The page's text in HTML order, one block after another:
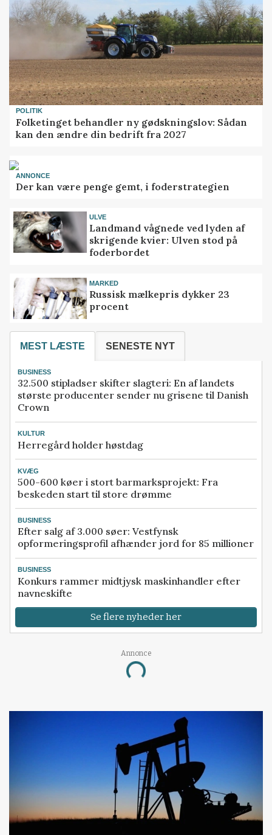
POLITIK
Folketinget behandler ny gødskningslov: Sådan
kan den ændre din bedrift fra 2027
ANNONCE
Der kan være penge gemt, i foderstrategien
ULVE
Landmand vågnede ved lyden af
skrigende kvier: Ulven stod på
foderbordet
MARKED
Russisk mælkepris dykker 23
procent
MEST LÆSTE SENESTE NYT
BUSINESS
32.500 stipladser skifter slagteri: En af landets
største producenter sender nu grisene til Danish
Crown
KULTUR
Herregård holder høstdag
KVÆG
500-600 køer i stort barmarksprojekt: Fra
beskeden start til store drømme
BUSINESS
Efter salg af 3.000 søer: Vestfynsk
opformeringsprofil afhænder jord for 85 millioner
BUSINESS
Konkurs rammer midtjysk maskinhandler efter
navneskifte
Se flere nyheder her
Annonce
Loading...